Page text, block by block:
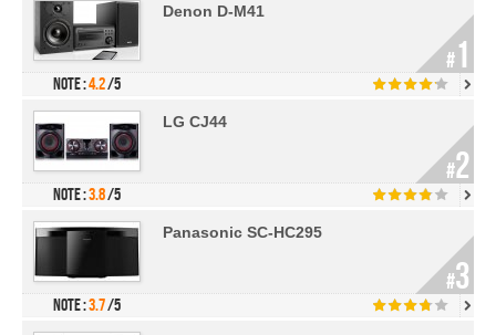
Denon D-M41
Note :4.2/5
#1
LG CJ44
Note :3.8/5
#2
Panasonic SC-HC295
Note :3.7/5
#3